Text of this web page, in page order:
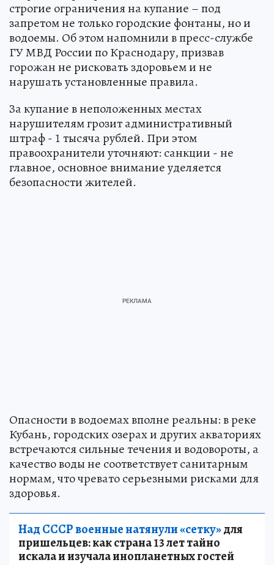
строгие ограничения на купание – под
запретом не только городские фонтаны, но и
водоемы. Об этом напомнили в пресс-службе
ГУ МВД России по Краснодару, призвав
горожан не рисковать здоровьем и не
нарушать установленные правила.
За купание в неположенных местах
нарушителям грозит административный
штраф - 1 тысяча рублей. При этом
правоохранители уточняют: санкции - не
главное, основное внимание уделяется
безопасности жителей.
Опасности в водоемах вполне реальны: в реке
Кубань, городских озерах и других акваториях
встречаются сильные течения и водовороты, а
качество воды не соответствует санитарным
нормам, что чревато серьезными рисками для
здоровья.
Над СССР военные натянули «сетку»для
пришельцев: как страна 13 лет тайно
искала и изучала инопланетных гостей